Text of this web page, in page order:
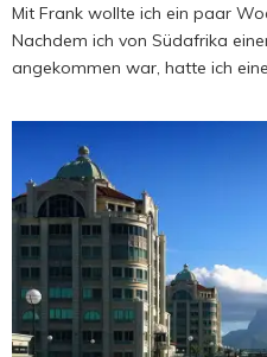
Mit Frank wollte ich ein paar
Nachdem ich von Südafrika
angekommen war, hatte ich